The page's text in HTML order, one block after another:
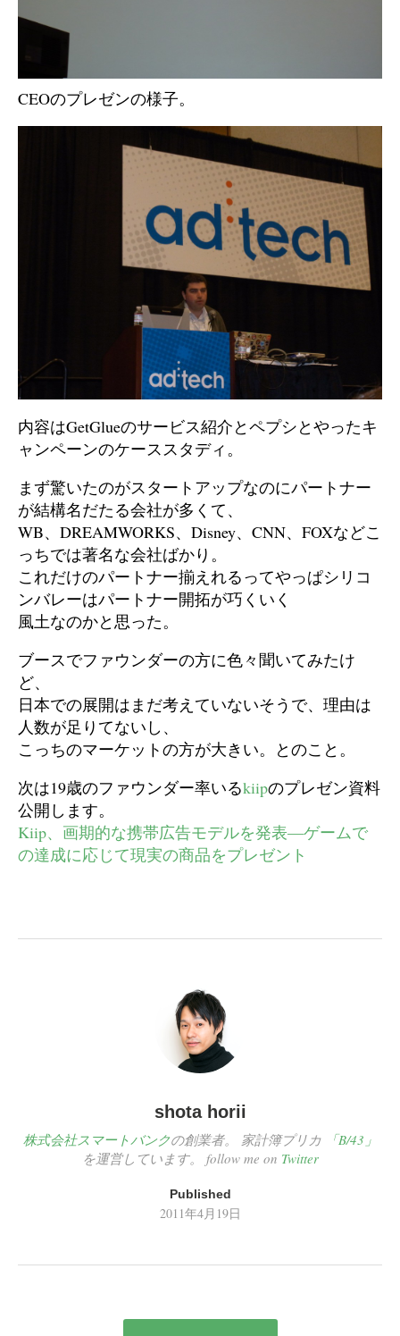
CEOのプレゼンの様子。
内容はGetGlueのサービス紹介とペプシとやったキ
ャンペーンのケーススタディ。
まず驚いたのがスタートアップなのにパートナー
が結構名だたる会社が多くて、
WB、DREAMWORKS、Disney、CNN、FOXなどこ
っちでは著名な会社ばかり。
これだけのパートナー揃えれるってやっぱシリコ
ンバレーはパートナー開拓が巧くいく
風土なのかと思った。
ブースでファウンダーの方に色々聞いてみたけ
ど、
日本での展開はまだ考えていないそうで、理由は
人数が足りてないし、
こっちのマーケットの方が大きい。とのこと。
次は19歳のファウンダー率いるkiipのプレゼン資料
公開します。
Kiip、画期的な携帯広告モデルを発表―ゲームで
の達成に応じて現実の商品をプレゼント
shota horii
株式会社スマートバンクの創業者。 家計簿プリカ
「B/43」
を運営しています。 follow me on Twitter
Published
2011年4月19日